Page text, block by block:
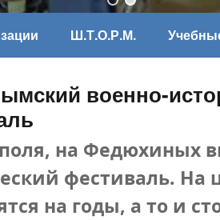
Ш.Т.О.Р.М.
военно-
на Федюхиных
фестиваль. На
на годы, а то и